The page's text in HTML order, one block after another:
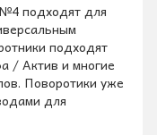
подходят для
подходят
/ Актив и многие
Поворотики уже
для